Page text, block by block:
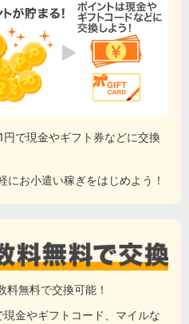
で現金やギフト券などに交換
にお小遣い稼ぎをはじめよう！
無料で交換可能！
金やギフトコード、マイルな